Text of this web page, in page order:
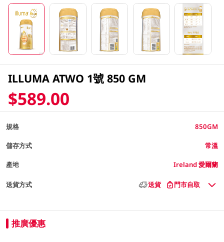
ILLUMA ATWO 1號 850 GM
$589.00
規格 850GM
儲存方式 常溫
產地 Ireland 愛爾蘭
送貨方式 送貨 門市自取
推廣優惠